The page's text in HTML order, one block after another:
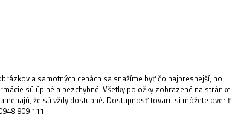
a samotných cenách sa snažíme byť čo najpresnejší, no
sú úplné a bezchybné. Všetky položky zobrazené na stránke
že sú vždy dostupné. Dostupnosť tovaru si môžete overiť
909 111.